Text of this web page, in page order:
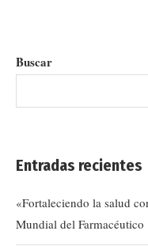
Buscar
Entradas recientes
«Fortaleciendo la salud
Mundial del Farmacéutico